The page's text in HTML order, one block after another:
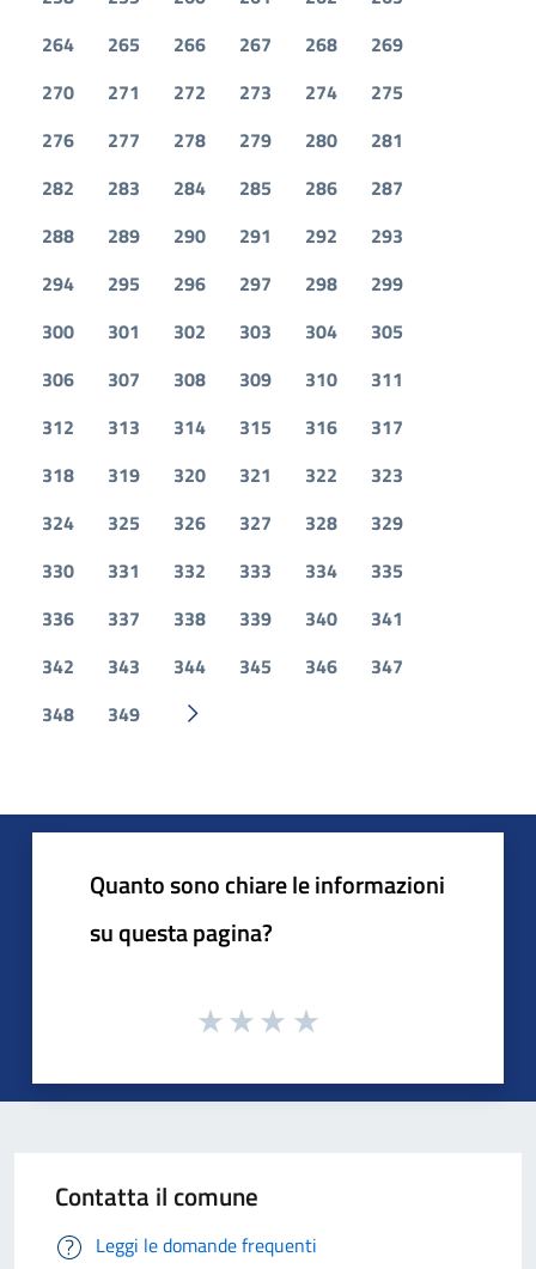
264
265 266 267 268
269
270
271 272 273 274
275
276
277 278 279 280
281
282
283 284 285 286
287
288
289 290 291 292
293
294
295 296 297 298
299
300
301 302 303 304
305
306
307 308 309 310
311
312
313 314 315 316
317
318
319 320 321 322
323
324
325 326 327 328
329
330
331 332 333 334
335
336
337 338 339 340
341
342
343 344 345 346
347
348
349 Pagina successiva
Quanto sono chiare le informazioni
su questa pagina?
Contatta il comune
Leggi le domande frequenti